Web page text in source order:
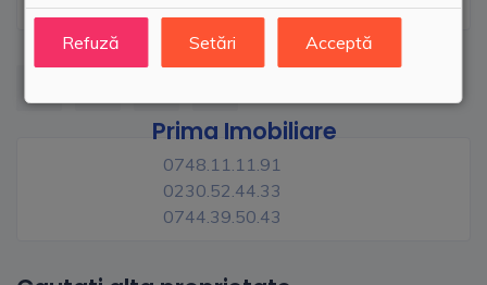
Refuză Setări Acceptă
Prima Imobiliare
0748.11.11.91
0230.52.44.33
0744.39.50.43